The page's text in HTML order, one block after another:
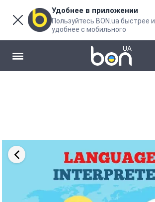
Удобнее в приложении
Пользуйтесь BON.ua быстрее и
удобнее с мобильного